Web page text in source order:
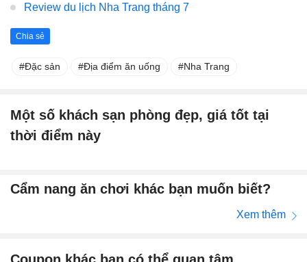
Review du lịch Nha Trang tháng 7
Chia sẻ
Đặc sản Địa điểm ăn uống Nha Trang
Một số khách sạn phòng đẹp, giá tốt tại
thời điểm này
Cẩm nang ăn chơi khác bạn muốn biết?
Xem thêm